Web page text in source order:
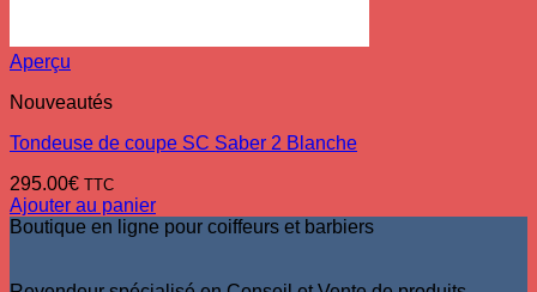
Aperçu
Nouveautés
Tondeuse de coupe SC Saber 2 Blanche
295.00€ TTC
Ajouter au panier
Boutique en ligne pour coiffeurs et barbiers